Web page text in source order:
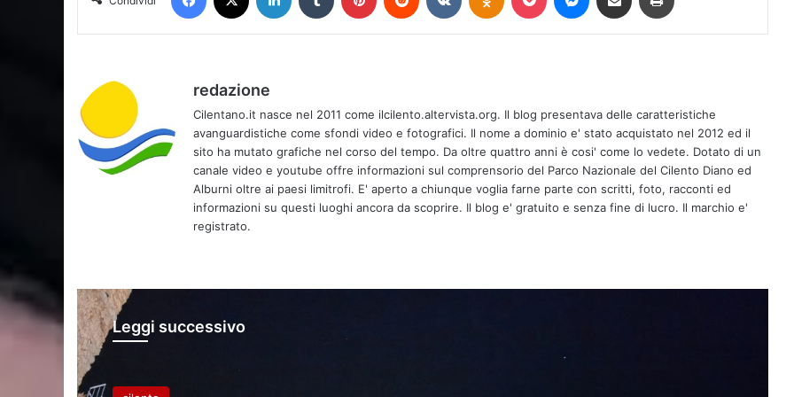
redazione
Cilentano.it nasce nel 2011 come ilcilento.altervista.org. Il blog presentava delle caratteristiche
avanguardistiche come sfondi video e fotografici. Il nome a dominio e' stato acquistato nel 2012 ed il
sito ha mutato grafiche nel corso del tempo. Da oltre quattro anni è cosi' come lo vedete. Dotato di un
canale video e youtube offre informazioni sul comprensorio del Parco Nazionale del Cilento Diano ed
Alburni oltre ai paesi limitrofi. E' aperto a chiunque voglia farne parte con scritti, foto, racconti ed
informazioni su questi luoghi ancora da scoprire. Il blog e' gratuito e senza fine di lucro. Il marchio e'
registrato.
Leggi successivo
radici dalmate e il baluardo
dell’identità cilentana
Save the date 📆 Presentazione del
libro di Piero De Luca, “L’idea di
Europa e il suo destino”
promozione turistica